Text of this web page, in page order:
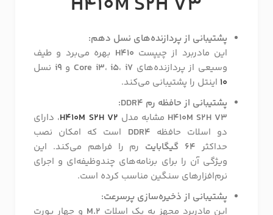
پشتیبانی از پردازنده‌های نسل دهم:
این مادربرد از چیپست H410 بهره می‌برد و طیف
وسیعی از پردازنده‌های
Core i3، i5، i7 و i9 نسل
10 اینتل را پشتیبانی می‌کند.
پشتیبانی از حافظه رم DDR4:
H410M S2H V3 مشابه مدل H410M S2H V2، دارای
دو اسلات حافظه DDR4 است که امکان نصب
حداکثر 64 گیگابایت
رم را فراهم می‌کند. این
ویژگی آن را برای برنامه‌های چندوظیفه‌ای و اجرای
نرم‌افزارهای سنگین مناسب کرده است.
پشتیبانی از ذخیره‌سازی پرسرعت:
این مادربرد مجهز به یک اسلات M.2 و چهار پورت